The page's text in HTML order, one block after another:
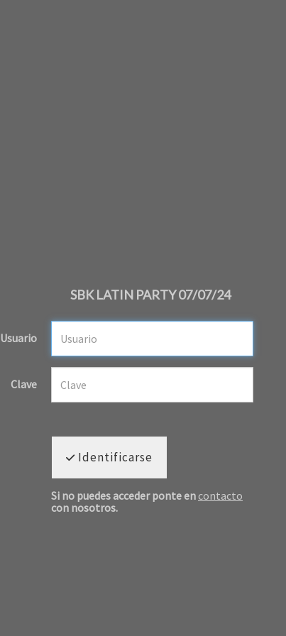
SBK LATIN PARTY 07/07/24
Usuario
Clave
Identificarse
Si no puedes acceder ponte en contacto
con nosotros.